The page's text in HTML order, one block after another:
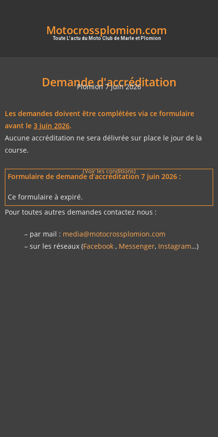
Motocrossplomion.com
Toute L'actu du Moto Club de Marle et Plomion
Demande d'accréditation
Plomion 7 juin 2026
Les demandes doivent être complétées via ce formulaire
avant le 3 juin 2026.
Aucune accréditation ne sera délivrée sur place le jour de la
course.
(Voir les conditions)
Formulaire de demande d’accréditation 7 juin 2026 :
Ce formulaire à expiré.
Pour toutes autres demandes contactez nous :
– par mail : media@motocrossplomion.com
– sur les réseaux (Facebook , Messenger, Instagram…)